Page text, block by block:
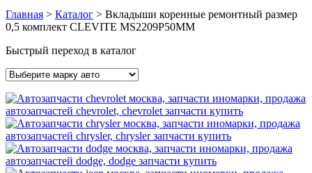
Главная > Каталог > Вкладыши коренные ремонтный размер
0,5 комплект CLEVITE MS2209P50MM
Быстрый переход в каталог